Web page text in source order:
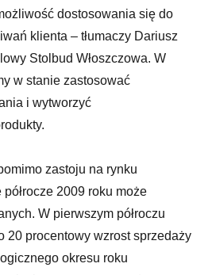
dostosowania się do
klienta ­– tłumaczy Dariusz
Stolbud Włoszczowa. W
w stanie zastosować
i wytworzyć
zastoju na rynku
2009 roku może
W pierwszym półroczu
20 procentowy wzrost sprzedaży
okresu roku